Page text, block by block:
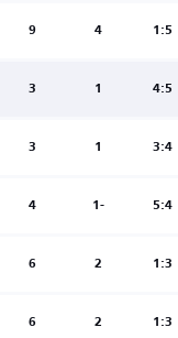
1:5
4
9
4:5
1
3
3:4
1
3
5:4
-1
4
1:3
2
6
1:3
2
6